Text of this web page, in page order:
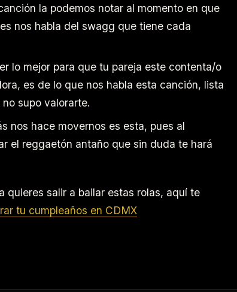
la podemos notar al momento en que
nos habla del swagg que tiene cada
lo mejor para que tu pareja este contenta/o
es de lo que nos habla esta canción, lista
supo valorarte.
nos hace movernos es esta, pues al
el reggaetón antaño que sin duda te hará
quieres salir a bailar estas rolas, aquí te
tu cumpleaños en CDMX